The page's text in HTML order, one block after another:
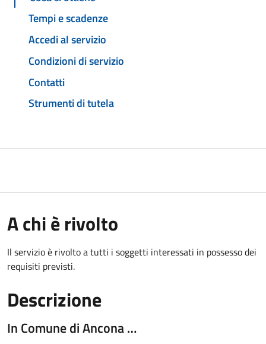
Tempi e scadenze
Accedi al servizio
Condizioni di servizio
Contatti
Strumenti di tutela
A chi è rivolto
Il servizio è rivolto a tutti i soggetti interessati in possesso dei
requisiti previsti.
Descrizione
In Comune di Ancona …